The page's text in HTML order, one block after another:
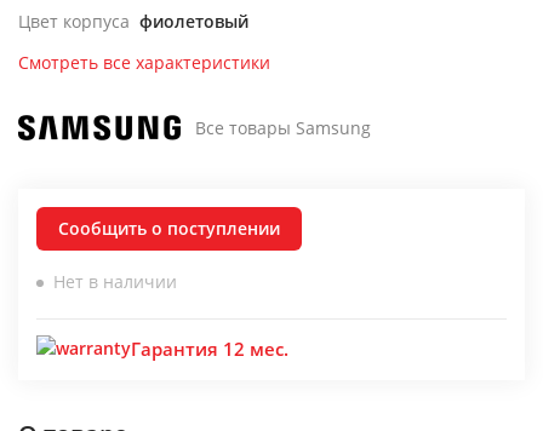
Цвет корпуса фиолетовый
Смотреть все характеристики
Все товары Samsung
Сообщить о поступлении
Нет в наличии
Гарантия 12 мес.